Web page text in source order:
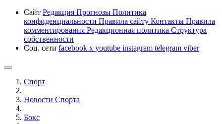
Сайт Редакция Прогнозы Политика
конфиденциальности Правила сайту Контакты Правила
комментирования Редакционная политика Структура
собственности
Соц. сети facebook x youtube instagram telegram viber
Спорт
Новости Cпорта
Бокс